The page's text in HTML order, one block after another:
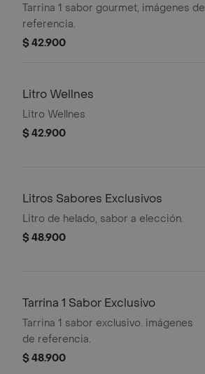
Tarrina 1 sabor gourmet, imágenes de
referencia.
$ 42.900
Litro Wellnes
Litro Wellnes
$ 42.900
Litros Sabores Exclusivos
Litro de helado, sabor a elección.
$ 48.900
Tarrina 1 Sabor Exclusivo
Tarrina 1 sabor exclusivo. imágenes
de referencia.
$ 48.900